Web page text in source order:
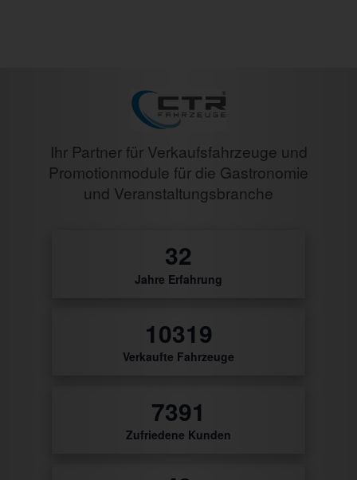
Ihr Partner für Verkaufsfahrzeuge und
Promotionmodule für die Gastronomie
und Veranstaltungsbranche
0
Jahre Erfahrung
12
Verkaufte Fahrzeuge
8629
Zufriedene Kunden